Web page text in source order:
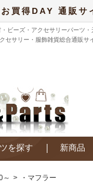
お買得DAY 通販
ビーズ・アクセサリーパーツ・
セサリー・服飾雑貨総合通販サ
を探す 新商品
～ ・マフラー